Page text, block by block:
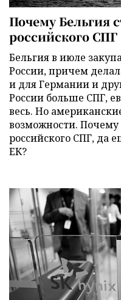
Почему Бельгия
российского СПГ
Бельгия в июле
России, причем
и для Германии и
России больше СПГ,
весь. Но
возможности. Почему
российского СПГ, да
ЕК?